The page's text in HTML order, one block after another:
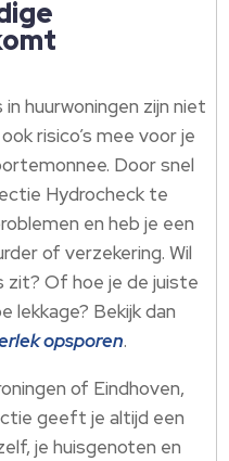
huurwoningen zijn niet
risico’s mee voor je
Door snel
Hydrocheck te
en heb je een
of verzekering. Wil
zit? Of hoe je de juiste
lekkage? Bekijk dan
opsporen.
of Eindhoven,
geeft je altijd een
je huisgenoten en